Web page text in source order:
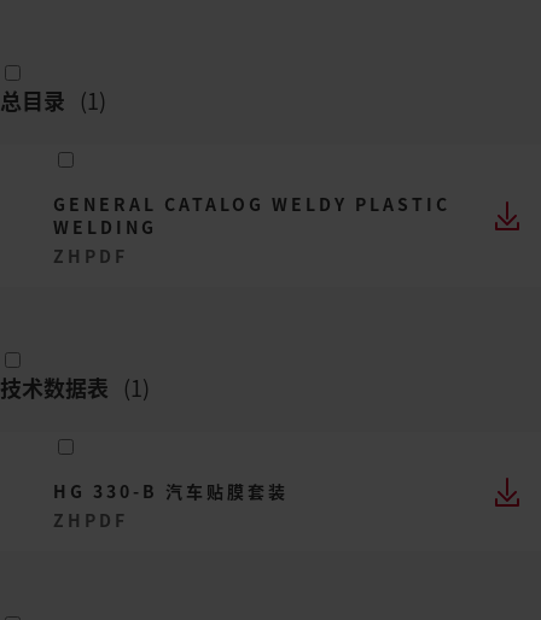
总目录 (1)
GENERAL CATALOG WELDY PLASTIC
WELDING
ZH PDF
技术数据表 (1)
HG 330-B 汽车贴膜套装
ZH PDF